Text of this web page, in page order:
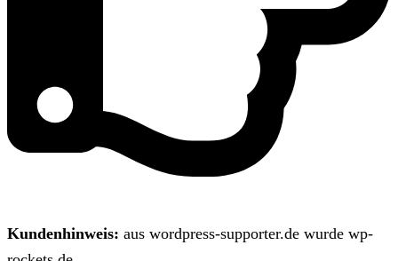
Kundenhinweis: aus wordpress-supporter.de wurde wp-